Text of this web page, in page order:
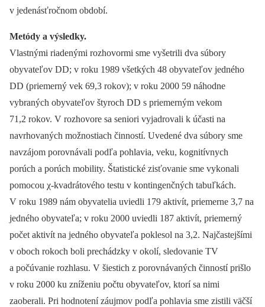
v jedenásťročnom období.
Metódy a výsledky.
Vlastnými riadenými rozhovormi sme vyšetrili dva súbory
obyvateľov DD; v roku 1989 všetkých 48 obyvateľov jedného
DD (priemerný vek 69,3 rokov); v roku 2000 59 náhodne
vybraných obyvateľov štyroch DD s priemerným vekom
71,2 rokov. V rozhovore sa seniori vyjadrovali k účasti na
navrhovaných možnostiach činností. Uvedené dva súbory sme
navzájom porovnávali podľa pohlavia, veku, kognitívnych
porúch a porúch mobility. Štatistické zisťovanie sme vykonali
pomocou χ-kvadrátového testu v kontingenčných tabuľkách.
V roku 1989 nám obyvatelia uviedli 179 aktivít, priemerne 3,7 na
jedného obyvateľa; v roku 2000 uviedli 187 aktivít, priemerný
počet aktivít na jedného obyvateľa poklesol na 3,2. Najčastejšími
v oboch rokoch boli prechádzky v okolí, sledovanie TV
a počúvanie rozhlasu. V šiestich z porovnávaných činností prišlo
v roku 2000 ku zníženiu počtu obyvateľov, ktorí sa nimi
zaoberali. Pri hodnotení záujmov podľa pohlavia sme zistili väčší